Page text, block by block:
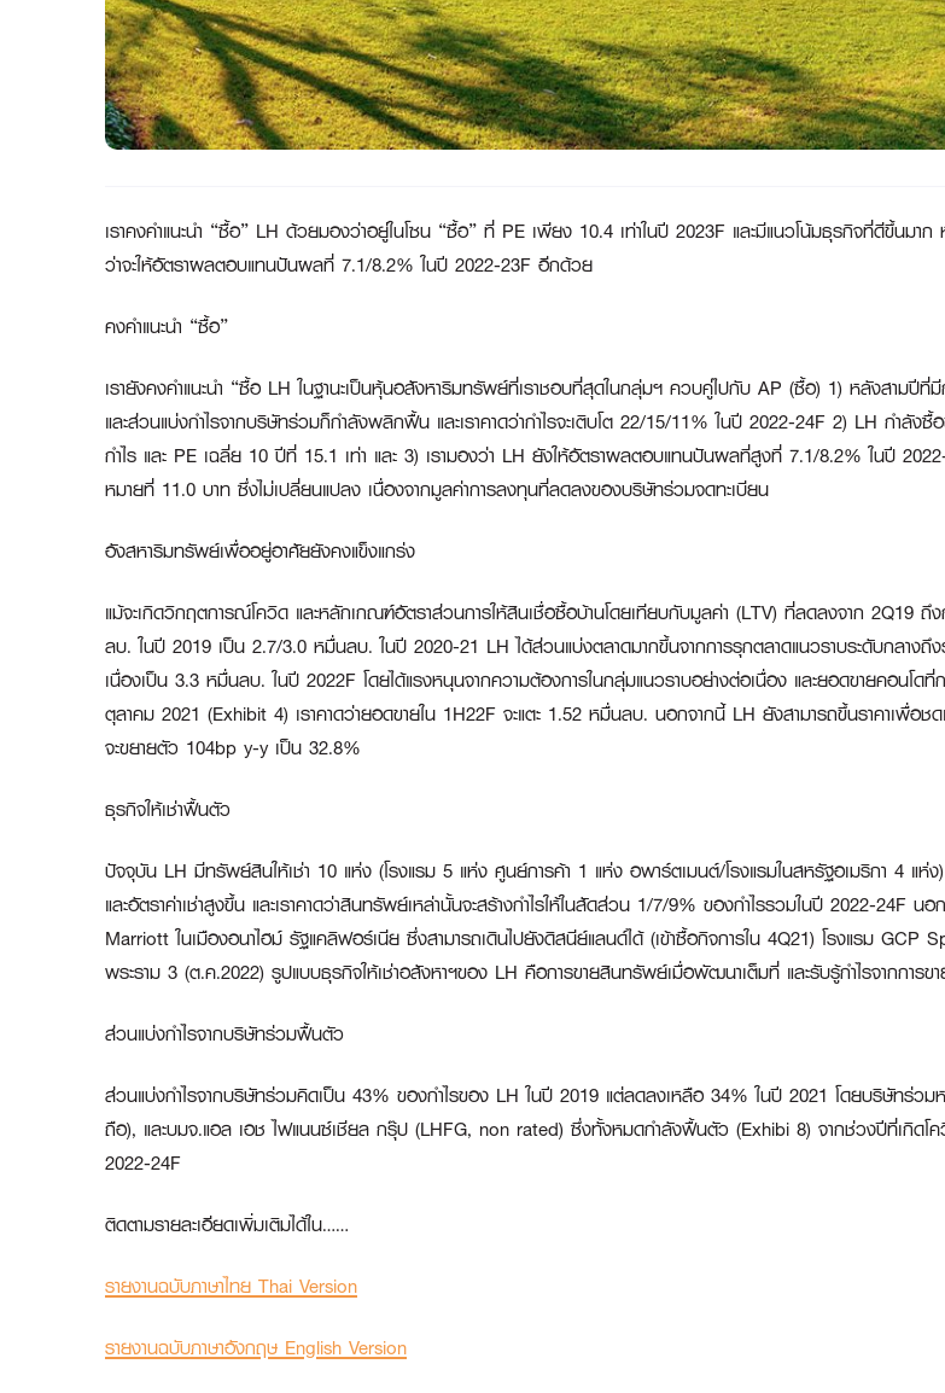
เราคงคำแนะนำ “ซื้อ” LH ด้วยมองว่าอยู่ในโซน “ซื้อ” ที่ PE เพียง 10.4 เท่าในปี 2023F และมีแนวโน้มธุรกิจที่ดีขึ้นม
ว่าจะให้อัตราผลตอบแทนปันผลที่ 7.1/8.2% ในปี 2022-23F อีกด้วย
คงคำแนะนำ “ซื้อ”
เรายังคงคำแนะนำ “ซื้อ LH ในฐานะเป็นหุ้นอสังหาริมทรัพย์ที่เราชอบที่สุดในกลุ่มฯ ควบคู่ไปกับ AP (ซื้อ) 1) หลังสามปีที่
และส่วนแบ่งกำไรจากบริษัทร่วมก็กำลังพลิกฟื้น และเราคาดว่ากำไรจะเติบโต 22/15/11% ในปี 2022-24F 2) LH กำ
กำไร และ PE เฉลี่ย 10 ปีที่ 15.1 เท่า และ 3) เรามองว่า LH ยังให้อัตราผลตอบแทนปันผลที่สูงที่ 7.1/8.2% ในปี 2022-
หมายที่ 11.0 บาท ซึ่งไม่เปลี่ยนแปลง เนื่องจากมูลค่าการลงทุนที่ลดลงของบริษัทร่วมจดทะเบียน
อังสหาริมทรัพย์เพื่ออยู่อาศัยยังคงแข็งแกร่ง
แม้จะเกิดวิกฤตการณ์โควิด และหลักเกณฑ์อัตราส่วนการให้สินเชื่อซื้อบ้านโดยเทียบกับมูลค่า (LTV) ที่ลดลงจาก
ลบ. ในปี 2019 เป็น 2.7/3.0 หมื่นลบ. ในปี 2020-21 LH ได้ส่วนแบ่งตลาดมากขึ้นจากการรุกตลาดแนวราบระดับกลางถึง
เนื่องเป็น 3.3 หมื่นลบ. ในปี 2022F โดยได้แรงหนุนจากความต้องการในกลุ่มแนวราบอย่างต่อเนื่อง และยอดขายคอน
ตุลาคม 2021 (Exhibit 4) เราคาดว่ายอดขายใน 1H22F จะแตะ 1.52 หมื่นลบ. นอกจากนี้ LH ยังสามารถขึ้นราคาเพื่อ
จะขยายตัว 104bp y-y เป็น 32.8%
ธุรกิจให้เช่าฟื้นตัว
ปัจจุบัน LH มีทรัพย์สินให้เช่า 10 แห่ง (โรงแรม 5 แห่ง ศูนย์การค้า 1 แห่ง อพาร์ตเมนต์/โรงแรมในสหรัฐอเมริกา 4 แห่
และอัตราค่าเช่าสูงขึ้น และเราคาดว่าสินทรัพย์เหล่านั้นจะสร้างกำไรให้ในสัดส่วน 1/7/9% ของกำไรรวมในปี 2022-
Marriott ในเมืองอนาไฮม์ รัฐแคลิฟอร์เนีย ซึ่งสามารถเดินไปยังดิสนีย์แลนด์ได้ (เข้าซื้อกิจการใน 4Q21) โรงแรม GCP
พระราม 3 (ต.ค.2022) รูปแบบธุรกิจให้เช่าอสังหาฯของ LH คือการขายสินทรัพย์เมื่อพัฒนาเต็มที่ และรับรู้กำไรจากการข
ส่วนแบ่งกำไรจากบริษัทร่วมฟื้นตัว
ส่วนแบ่งกำไรจากบริษัทร่วมคิดเป็น 43% ของกำไรของ LH ในปี 2019 แต่ลดลงเหลือ 34% ในปี 2021 โดยบริษัทร่ว
ถือ), และบมจ.แอล เอช ไฟแนนซ์เชียล กรุ๊ป (LHFG, non rated) ซึ่งทั้งหมดกำลังฟื้นตัว (Exhibi 8) จากช่วงปีที่เกิดโค
2022-24F
ติดตามรายละเอียดเพิ่มเติมได้ใน……
รายงานฉบับภาษาไทย Thai Version
รายงานฉบับภาษาอังกฤษ English Version